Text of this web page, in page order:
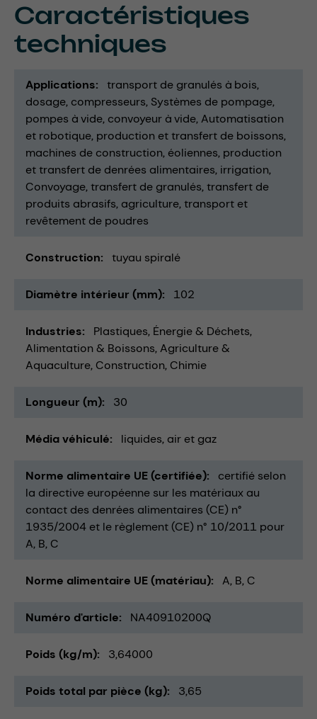
Caractéristiques
techniques
Applications
transport de granulés à bois
dosage compresseurs Systèmes de pompage
pompes à vide convoyeur à vide Automatisation
et robotique production et transfert de boissons
machines de construction éoliennes production
et transfert de denrées alimentaires irrigation
Convoyage transfert de granulés transfert de
produits abrasifs agriculture transport et
revêtement de poudres
Construction tuyau spiralé
Diamètre intérieur (mm) 102
Industries Plastiques Énergie & Déchets
Alimentation & Boissons Agriculture &
Aquaculture Construction Chimie
Longueur (m) 30
Média véhiculé liquides air et gaz
Norme alimentaire UE (certifiée)
certifié selon
la directive européenne sur les matériaux au
contact des denrées alimentaires (CE) n°
1935/2004 et le règlement (CE) n° 10/2011 pour
A, B, C
Norme alimentaire UE (matériau) A, B, C
Numéro d'article NA40910200Q
Poids (kg/m) 3,64000
Poids total par pièce (kg) 3,65